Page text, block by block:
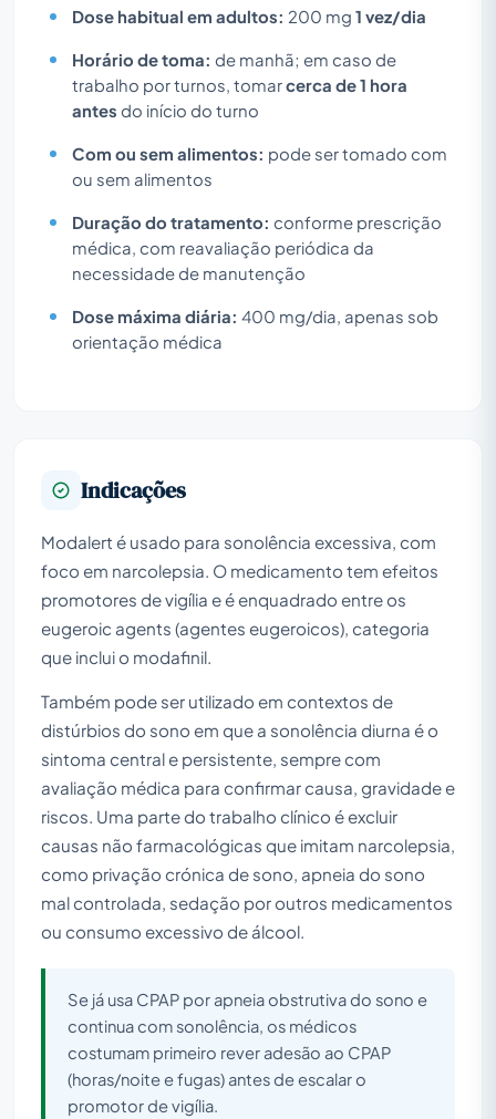
Dose habitual em adultos: 200 mg 1 vez/dia
Horário de toma: de manhã; em caso de
trabalho por turnos, tomarcerca de 1 hora
antes do início do turno
Com ou sem alimentos: pode ser tomado com
ou sem alimentos
Duração do tratamento: conforme prescrição
médica, com reavaliação periódica da
necessidade de manutenção
Dose máxima diária: 400 mg/dia, apenas sob
orientação médica
Indicações
Modalert é usado para sonolência excessiva, com
foco em narcolepsia. O medicamento tem efeitos
promotores de vigília e é enquadrado entre os
eugeroic agents (agentes eugeroicos), categoria
que inclui o modafinil.
Também pode ser utilizado em contextos de
distúrbios do sono em que a sonolência diurna é o
sintoma central e persistente, sempre com
avaliação médica para confirmar causa, gravidade e
riscos. Uma parte do trabalho clínico é excluir
causas não farmacológicas que imitam narcolepsia,
como privação crónica de sono, apneia do sono
mal controlada, sedação por outros medicamentos
ou consumo excessivo de álcool.
Se já usa CPAP por apneia obstrutiva do sono e
continua com sonolência, os médicos
costumam primeiro rever adesão ao CPAP
(horas/noite e fugas) antes de escalar o
promotor de vigília.